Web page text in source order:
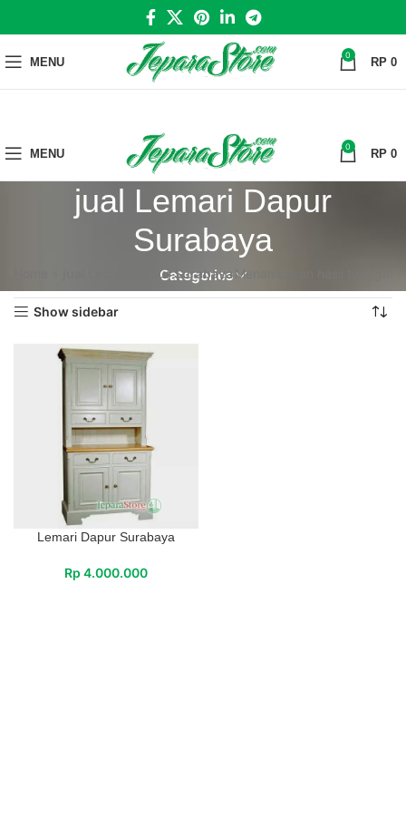
MENU 0 RP 0
MENU 0 RP 0
jual Lemari Dapur
Surabaya
Categories
jual Lemari Dapur Surabaya Menampilkan hasil tunggal
Show sidebar
Lemari Dapur Surabaya
Rp 4.000.000